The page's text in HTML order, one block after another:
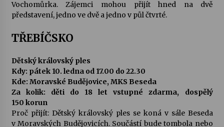
Vochomůrka. Zájemci mohou přijít hned na dvě
představení, jedno ve dvě a jedno v půl čtvrté.
TŘEBÍČSKO
Dětský královský ples
Kdy: pátek 10. ledna od 17.00 do 22.30
Kde: Moravské Budějovice, MKS Beseda
Za kolik: děti do 18 let vstupné zdarma, dospělý
150 korun
Proč přijít: Dětský královský ples se koná v sále Beseda
v Moravských Budějovicích. Součástí bude tombola nebo